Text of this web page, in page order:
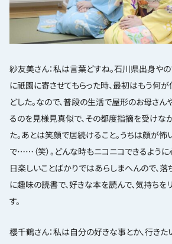
紗友美さん：私は言葉どすね。石川県出身や
に祇園に寄させてもらった時、最初はもう何
どした。なので、普段の生活で屋形のお母さ
るのを見様見真似で、その都度指摘を受けな
た。あとは笑顔で居続けること。うちは顔が怖
で……（笑）。どんな時もニコニコできるように
日楽しいことばかりではあらしまへんので、
に趣味の読書で、好きな本を読んで、気持ちを
す。
櫻千鶴さん：私は自分の好きな事とか、行きた